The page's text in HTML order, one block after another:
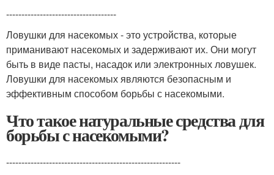
------------------------------------
Ловушки для насекомых - это устройства, которые
приманивают насекомых и задерживают их. Они могут
быть в виде пасты, насадок или электронных ловушек.
Ловушки для насекомых являются безопасным и
эффективным способом борьбы с насекомыми.
Что такое натуральные средства для
борьбы с насекомыми?
---------------------------------------------------------